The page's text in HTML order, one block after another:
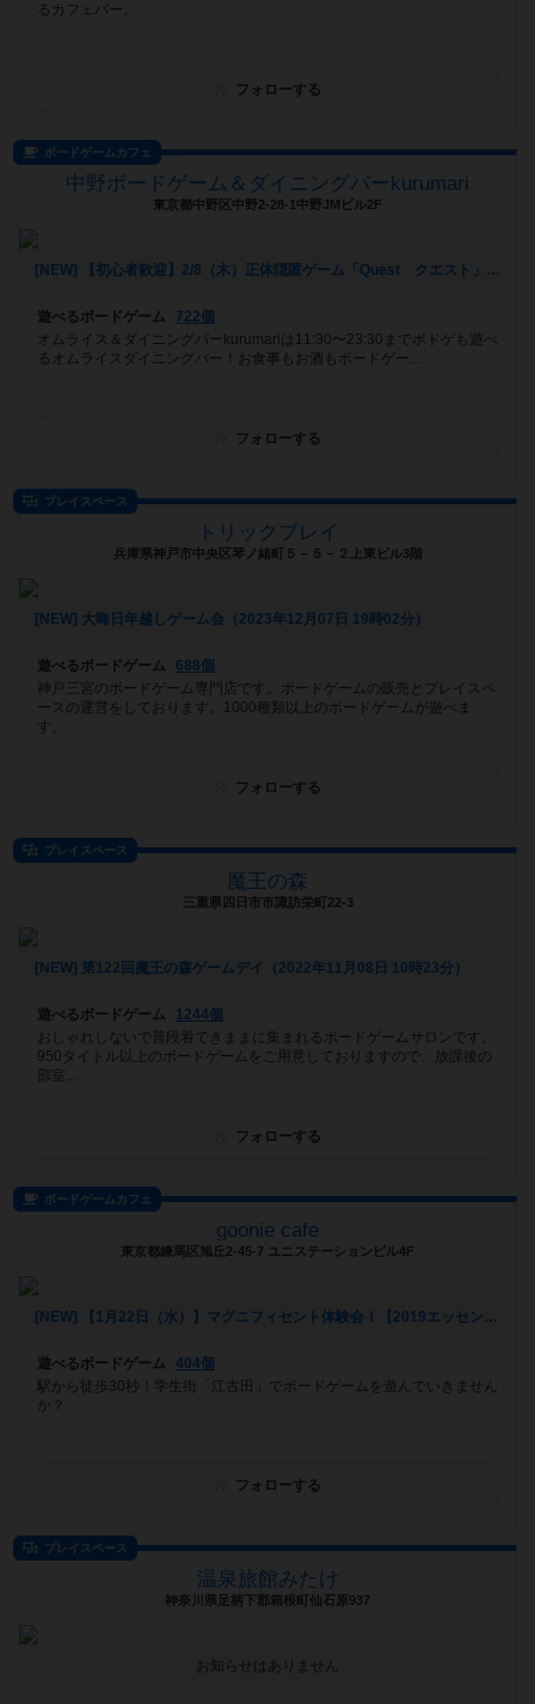
るカフェバー。
フォローする
ボードゲームカフェ
中野ボードゲーム＆ダイニングバーkurumari
東京都中野区中野2-28-1中野JMビル2F
[NEW] 【初心者歓迎】2/8（木）正体隠匿ゲーム「Quest クエスト」をやろう！苦手でも一緒に楽しめます！（2024年02月07日 20時06分）
遊べるボードゲーム
722個
オムライス＆ダイニングバーkurumariは11:30〜23:30までボドゲも遊べ
るオムライスダイニングバー！お食事もお酒もボードゲー...
フォローする
プレイスペース
トリックプレイ
兵庫県神戸市中央区琴ノ緒町５－５－２上東ビル3階
[NEW] 大晦日年越しゲーム会（2023年12月07日 19時02分）
遊べるボードゲーム
688個
神戸三宮のボードゲーム専門店です。ボードゲームの販売とプレイスペ
ースの運営をしております。1000種類以上のボードゲームが遊べま
す。
フォローする
プレイスペース
魔王の森
三重県四日市市諏訪栄町22-3
[NEW] 第122回魔王の森ゲームデイ（2022年11月08日 10時23分）
遊べるボードゲーム
1244個
おしゃれしないで普段着できままに集まれるボードゲームサロンです。
950タイトル以上のボードゲームをご用意しておりますので、放課後の
部室...
フォローする
ボードゲームカフェ
goonie cafe
東京都練馬区旭丘2-45-7 ユニステーションビル4F
[NEW] 【1月22日（水）】マグニフィセント体験会！【2019エッセン新作】（2020年01月18日 22時41分）
遊べるボードゲーム
404個
駅から徒歩30秒！学生街「江古田」でボードゲームを遊んでいきません
か？
フォローする
プレイスペース
温泉旅館みたけ
神奈川県足柄下郡箱根町仙石原937
お知らせはありません